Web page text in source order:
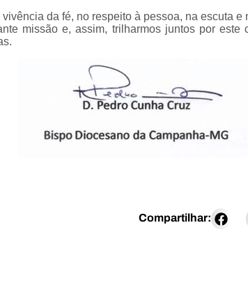
da fé, no respeito à pessoa, na escuta
missão e, assim, trilharmos juntos por
Compartilhar: